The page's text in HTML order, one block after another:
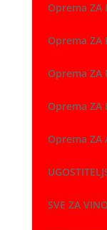
Oprema ZA
Oprema ZA
Oprema ZA
Oprema ZA
Oprema ZA
SVE ZA